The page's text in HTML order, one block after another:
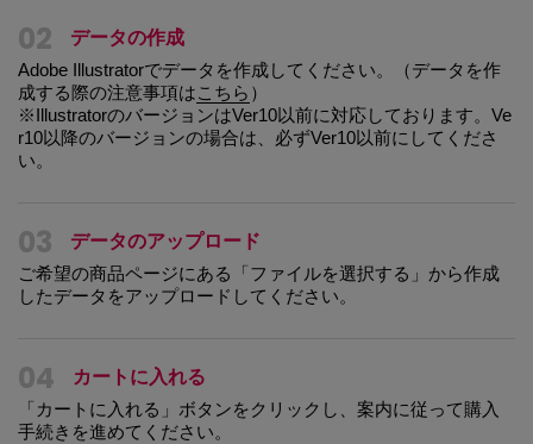
02
データの作成
Adobe Illustratorでデータを作成してください。（データを作
成する際の注意事項はこちら ）
※IllustratorのバージョンはVer10以前に対応しております。Ve
r10以降のバージョンの場合は、必ずVer10以前にしてくださ
い。
03
データのアップロード
ご希望の商品ページにある「ファイルを選択する」から作成
したデータをアップロードしてください。
04
カートに入れる
「カートに入れる」ボタンをクリックし、案内に従って購入
手続きを進めてください。